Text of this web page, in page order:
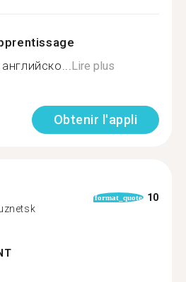
Lire plus
Obtenir l'appli
format_quote 10